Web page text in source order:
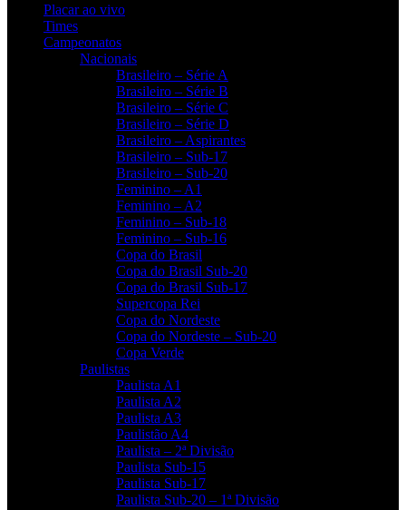
Placar ao vivo
Times
Campeonatos
Nacionais
Brasileiro – Série A
Brasileiro – Série B
Brasileiro – Série C
Brasileiro – Série D
Brasileiro – Aspirantes
Brasileiro – Sub-17
Brasileiro – Sub-20
Feminino – A1
Feminino – A2
Feminino – Sub-18
Feminino – Sub-16
Copa do Brasil
Copa do Brasil Sub-20
Copa do Brasil Sub-17
Supercopa Rei
Copa do Nordeste
Copa do Nordeste – Sub-20
Copa Verde
Paulistas
Paulista A1
Paulista A2
Paulista A3
Paulistão A4
Paulista – 2ª Divisão
Paulista Sub-15
Paulista Sub-17
Paulista Sub-20 – 1ª Divisão